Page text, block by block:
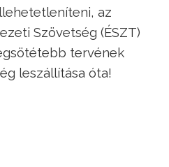
az
Szövetség (ÉSZT)
tervének
leszállítása óta!